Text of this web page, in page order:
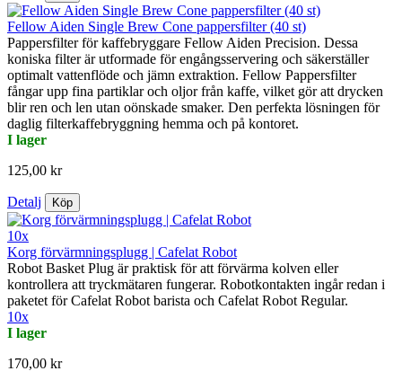
Fellow Aiden Single Brew Cone pappersfilter (40 st)
Pappersfilter för kaffebryggare Fellow Aiden Precision. Dessa
koniska filter är utformade för engångsservering och säkerställer
optimalt vattenflöde och jämn extraktion. Fellow Pappersfilter
fångar upp fina partiklar och oljor från kaffe, vilket gör att drycken
blir ren och len utan oönskade smaker. Den perfekta lösningen för
daglig filterkaffebryggning hemma och på kontoret.
I lager
125,00 kr
Detalj Köp
10x
Korg förvärmningsplugg | Cafelat Robot
Robot Basket Plug är praktisk för att förvärma kolven eller
kontrollera att tryckmätaren fungerar. Robotkontakten ingår redan i
paketet för Cafelat Robot barista och Cafelat Robot Regular.
10x
I lager
170,00 kr